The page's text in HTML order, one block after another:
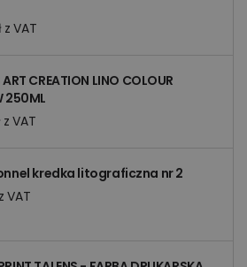
z VAT
ART CREATION LINO COLOUR
250ML
z VAT
kredka litograficzna nr 2
VAT